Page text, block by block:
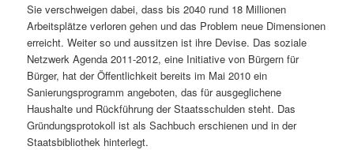
Sie verschweigen dabei, dass bis 2040 rund 18 Millionen
Arbeitsplätze verloren gehen und das Problem neue Dimensionen
erreicht. Weiter so und aussitzen ist ihre Devise. Das soziale
Netzwerk Agenda 2011-2012, eine Initiative von Bürgern für
Bürger, hat der Öffentlichkeit bereits im Mai 2010 ein
Sanierungsprogramm angeboten, das für ausgeglichene
Haushalte und Rückführung der Staatsschulden steht. Das
Gründungsprotokoll ist als Sachbuch erschienen und in der
Staatsbibliothek hinterlegt.